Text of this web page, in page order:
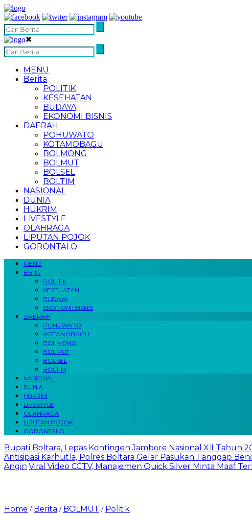
✖
MENU
Berita
POLITIK
KESEHATAN
BUDAYA
EKONOMI BISNIS
DAERAH
POHUWATO
KOTAMOBAGU
BOLMONG
BOLMUT
BOLSEL
BOLTIM
NASIONAL
DUNIA
HUKRIM
LIVESTYLE
OLAHRAGA
LIPUTAN POJOK
GORONTALO
MENU
Berita
POLITIK
KESEHATAN
BUDAYA
EKONOMI BISNIS
DAERAH
POHUWATO
KOTAMOBAGU
BOLMONG
BOLMUT
BOLSEL
BOLTIM
NASIONAL
DUNIA
HUKRIM
LIVESTYLE
OLAHRAGA
LIPUTAN POJOK
GORONTALO
Bupati Boltara, Lepas Kontingen Jambore Nasional XII Tahun
Antisipasi Karhutla, Polres Boltara Gelar Pasukan Tanggap
Angin Viral Video CCTV, Manajemen Quick Silver Minta Maaf
Home / Berita / BOLMUT / Politik